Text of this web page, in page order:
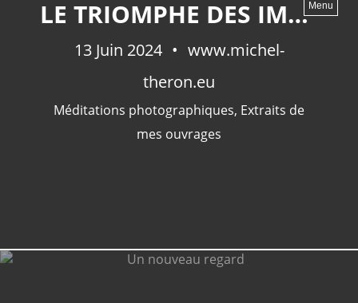
Menu
LE TRIOMPHE DES IMAGES
13 Juin 2024
www.michel-
theron.eu
Méditations photographiques, Extraits de
mes ouvrages
Accueil
NEWSLETTER